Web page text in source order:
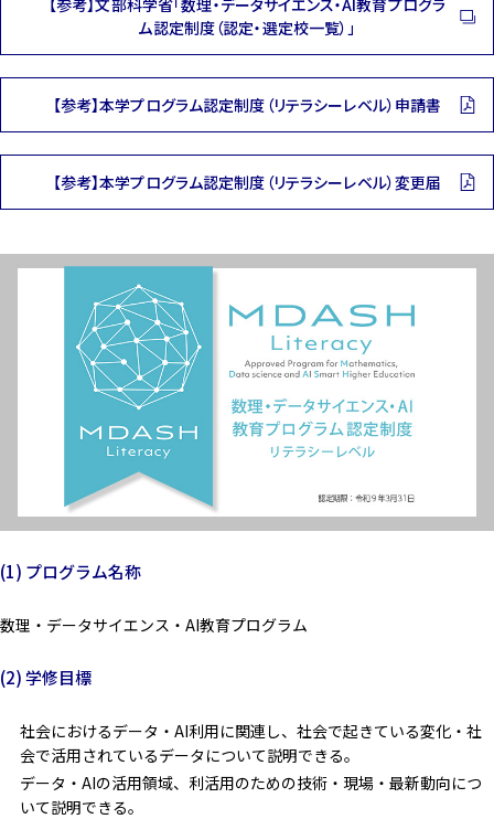
ム認定制度（認定・選定校一覧）」
【参考】本学プログラム認定制度（リテラシーレベル）申請書
【参考】本学プログラム認定制度（リテラシーレベル）変更届
(1) プログラム名称
数理・データサイエンス・AI教育プログラム
(2) 学修目標
社会におけるデータ・AI利用に関連し、社会で起きている変化・社
会で活用されているデータについて説明できる。
データ・AIの活用領域、利活用のための技術・現場・最新動向につ
いて説明できる。